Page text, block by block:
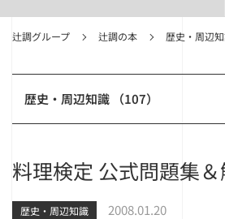
辻調グループ 辻調の本 歴史・周辺
歴史・周辺知識 （107）
料理検定 公式問題集
歴史・周辺知識 2008.01.20